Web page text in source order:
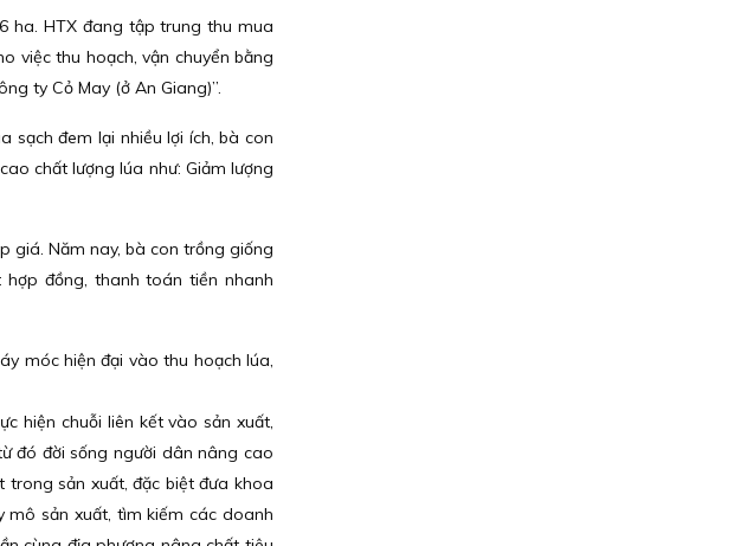
ha. HTX đang tập trung thu mua
việc thu hoạch, vận chuyển bằng
ty Cỏ May (ở An Giang)”.
sạch đem lại nhiều lợi ích, bà con
chất lượng lúa như: Giảm lượng
giá. Năm nay, bà con trồng giống
đồng, thanh toán tiền nhanh
móc hiện đại vào thu hoạch lúa,
hiện chuỗi liên kết vào sản xuất,
đó đời sống người dân nâng cao
trong sản xuất, đặc biệt đưa khoa
mô sản xuất, tìm kiếm các doanh